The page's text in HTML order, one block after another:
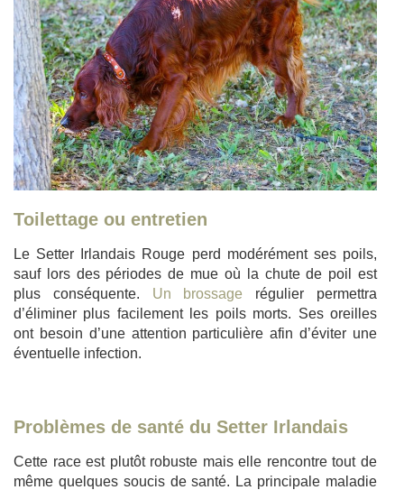
Toilettage ou entretien
Le Setter Irlandais Rouge perd modérément ses poils,
sauf lors des périodes de mue où la chute de poil est
plus conséquente. Un brossage régulier permettra
d’éliminer plus facilement les poils morts. Ses oreilles
ont besoin d’une attention particulière afin d’éviter une
éventuelle infection.
Problèmes de santé du Setter Irlandais
Cette race est plutôt robuste mais elle rencontre tout de
même quelques soucis de santé. La principale maladie